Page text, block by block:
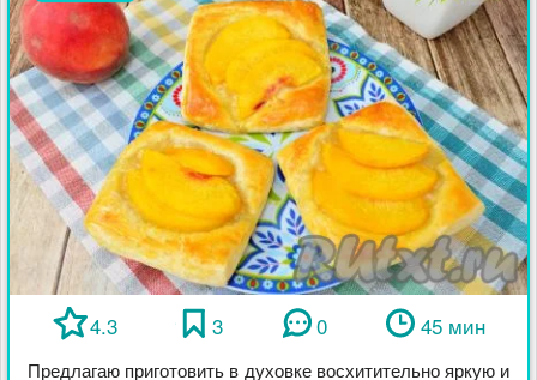
4.3 3 0 45 мин
Предлагаю приготовить в духовке восхитительно яркую и